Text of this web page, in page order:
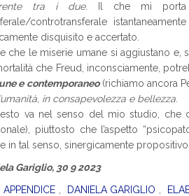
tra i due. Il che mi porta
controtransferale
disquisito e accertato.
che le miserie umane si aggiustano e,
che Freud, inconsciamente,
e contemporaneo(richiamo ancora
in consapevolezza e bellezza
va nel senso del mio studio, che
piuttosto che l’aspetto
in tal senso, sinergicamente propositivo.
Gariglio, 30 9 2023
APPENDICE DANIELA GARIGLIO